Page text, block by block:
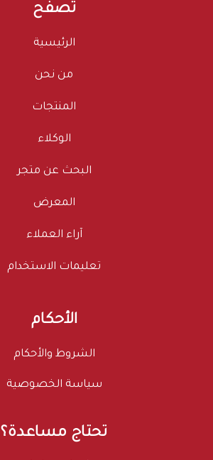
تصفح
الرئيسية
من نحن
المنتجات
الوكلاء
البحث عن متجر
المعرض
آراء العملاء
تعليمات الاستخدام
الأحكام
الشروط والأحكام
سياسة الخصوصية
تحتاج مساعدة؟